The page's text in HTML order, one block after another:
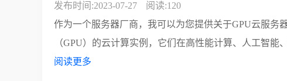
发布时间:2023-07-27
阅读:120
作为一个服务器厂商，我可以为您提供关于GPU云服务
（GPU）的云计算实例，它们在高性能计算、人工智
阅读更多